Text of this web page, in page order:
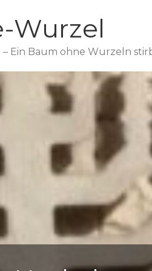
Wurzel
Ein Baum ohne Wurzeln